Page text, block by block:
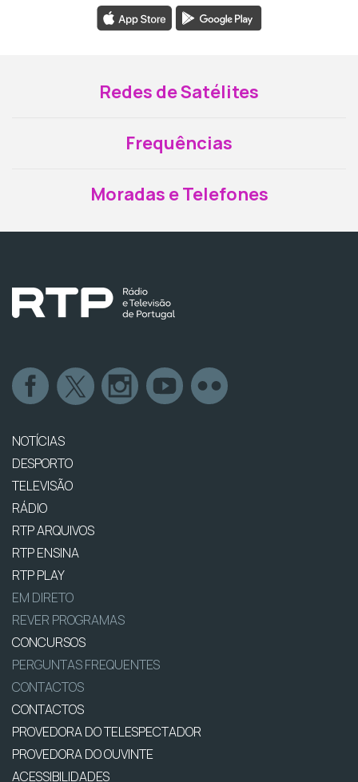
Redes de Satélites
Frequências
Moradas e Telefones
NOTÍCIAS
DESPORTO
TELEVISÃO
RÁDIO
RTP ARQUIVOS
RTP ENSINA
RTP PLAY
EM DIRETO
REVER PROGRAMAS
CONCURSOS
PERGUNTAS FREQUENTES
CONTACTOS
CONTACTOS
PROVEDORA DO TELESPECTADOR
PROVEDORA DO OUVINTE
ACESSIBILIDADES